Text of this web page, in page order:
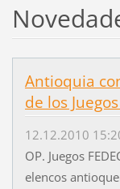
Antioquia
de los Juegos
12.12.2010
OP. Juegos
elencos